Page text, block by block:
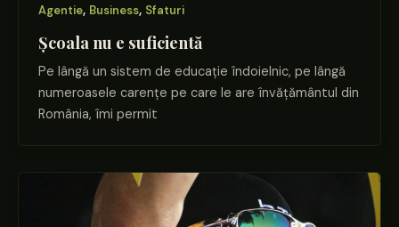
Agentie, Business, Sfaturi
Școala nu e suficientă
Pe lângă un sistem de educație îndoielnic, pe lângă
numeroasele carențe pe care le are învățământul din
România, îmi permit